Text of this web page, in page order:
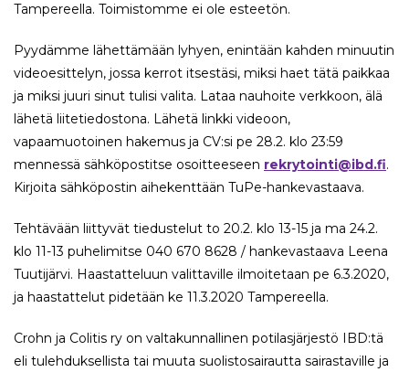
Tampereella. Toimistomme ei ole esteetön.
Pyydämme lähettämään lyhyen, enintään kahden minuutin
videoesittelyn, jossa kerrot itsestäsi, miksi haet tätä paikkaa
ja miksi juuri sinut tulisi valita. Lataa nauhoite verkkoon, älä
lähetä liitetiedostona. Lähetä linkki videoon,
vapaamuotoinen hakemus ja CV:si pe 28.2. klo 23:59
mennessä sähköpostitse osoitteeseen rekrytointi@ibd.fi.
Kirjoita sähköpostin aihekenttään TuPe-hankevastaava.
Tehtävään liittyvät tiedustelut to 20.2. klo 13-15 ja ma 24.2.
klo 11-13 puhelimitse 040 670 8628 / hankevastaava Leena
Tuutijärvi. Haastatteluun valittaville ilmoitetaan pe 6.3.2020,
ja haastattelut pidetään ke 11.3.2020 Tampereella.
Crohn ja Colitis ry on valtakunnallinen potilasjärjestö IBD:tä
eli tulehduksellista tai muuta suolistosairautta sairastaville ja